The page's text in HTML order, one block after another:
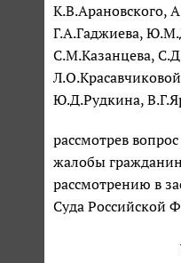
К.В.Арановского,
Г.А.Гаджиева,
С.М.Казанцева,
Ю.Д.Рудкина,
рассмотрев
жалобы
рассмотрению в
Суда Российской